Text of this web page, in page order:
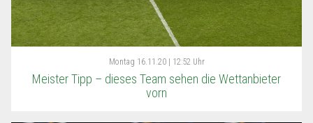
Montag 16.11.20 | 12:52 Uhr
Meister Tipp – dieses Team sehen die Wettanbieter
vorn